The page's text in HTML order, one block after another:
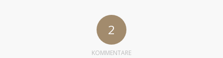
2
KOMMENTARE